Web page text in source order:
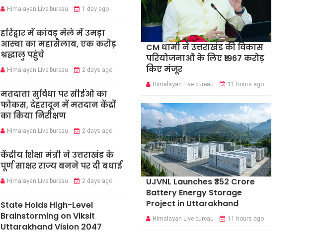
Himalayan Live bureau 1 day ago
हरिद्वार में कांवड़ मेले में उमड़ा
आस्था का महासैलाब, एक करोड़
श्रद्धालु पहुंचे
Himalayan Live bureau 2 days ago
मतदाता सुविधा पर सीईओ का
फोकस, देहरादून में मतदान केंद्रों
का किया निरीक्षण
Himalayan Live bureau 2 days ago
केंद्रीय शिक्षा मंत्री ने उत्तराखंड के
पूर्ण साक्षर राज्य बनने पर दी बधाई
Himalayan Live bureau 2 days ago
State Holds High-Level
Brainstorming on Viksit
Uttarakhand Vision 2047
CM धामी ने उत्तराखंड की विकास
परियोजनाओं के लिए ₹1967 करोड़
किए मंजूर
Himalayan Live bureau 11 hours ago
UJVNL Launches ₹352 Crore
Battery Energy Storage
Project in Uttarakhand
Himalayan Live bureau 11 hours ago